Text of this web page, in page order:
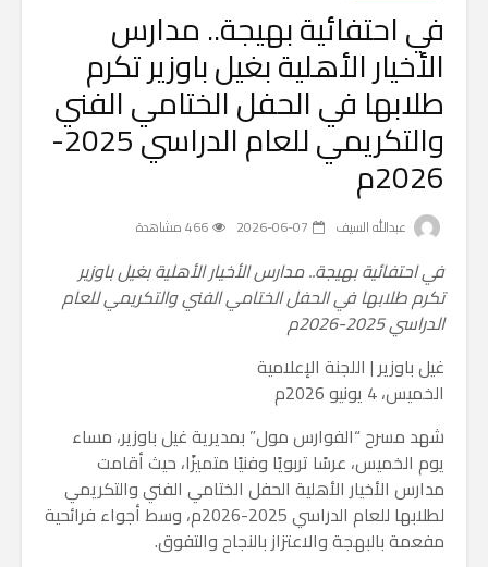
في احتفائية بهيجة.. مدارس
الأخيار الأهلية بغيل باوزير تكرم
طلابها في الحفل الختامي الفني
والتكريمي للعام الدراسي 2025-
2026م
عبدالله السيف 2026-06-07 466 مشاهدة
​في احتفائية بهيجة.. مدارس الأخيار الأهلية بغيل باوزير
تكرم طلابها في الحفل الختامي الفني والتكريمي للعام
الدراسي 2025-2026م
​غيل باوزير | اللجنة الإعلامية
الخميس، 4 يونيو 2026م
​شهد مسرح “الفوارس مول” بمديرية غيل باوزير، مساء
يوم الخميس، عرسًا تربويًا وفنيًا متميزًا، حيث أقامت
مدارس الأخيار الأهلية الحفل الختامي الفني والتكريمي
لطلابها للعام الدراسي 2025-2026م، وسط أجواء فرائحية
مفعمة بالبهجة والاعتزاز بالنجاح والتفوق.